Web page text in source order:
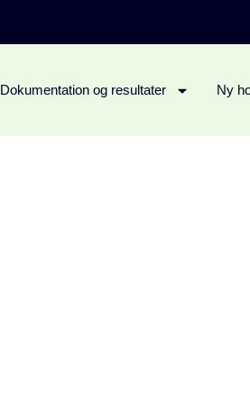
Dokumentation og resultater Ny